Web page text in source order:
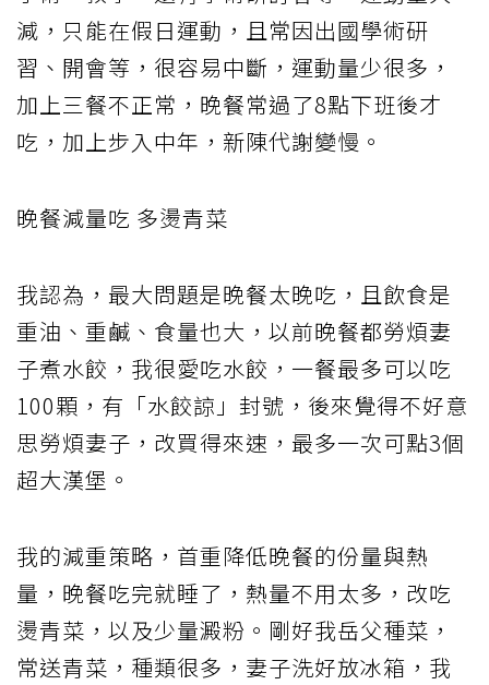
減，只能在假日運動，且常因出國學術研
習、開會等，很容易中斷，運動量少很多，
加上三餐不正常，晚餐常過了8點下班後才
吃，加上步入中年，新陳代謝變慢。
晚餐減量吃 多燙青菜
我認為，最大問題是晚餐太晚吃，且飲食是
重油、重鹹、食量也大，以前晚餐都勞煩妻
子煮水餃，我很愛吃水餃，一餐最多可以吃
100顆，有「水餃諒」封號，後來覺得不好意
思勞煩妻子，改買得來速，最多一次可點3個
超大漢堡。
我的減重策略，首重降低晚餐的份量與熱
量，晚餐吃完就睡了，熱量不用太多，改吃
燙青菜，以及少量澱粉。剛好我岳父種菜，
常送青菜，種類很多，妻子洗好放冰箱，我